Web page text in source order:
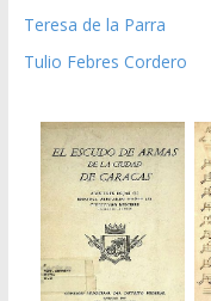
Teresa de la Parra
Tulio Febres Cordero